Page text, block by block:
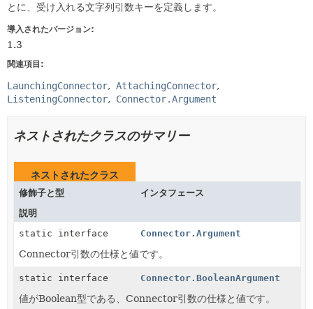
とに、受け入れる文字列引数キーを定義します。
導入されたバージョン:
1.3
関連項目:
LaunchingConnector
AttachingConnector
ListeningConnector
Connector.Argument
ネストされたクラスのサマリー
ネストされたクラス
修飾子と型
インタフェース
説明
static interface
Connector.Argument
Connector引数の仕様と値です。
static interface Connector.BooleanArgument
値がBoolean型である、Connector引数の仕様と値です。